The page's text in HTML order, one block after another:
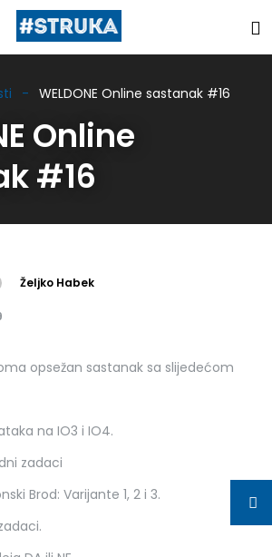
WELDONE Online sastanak #16
Online
#16
Željko Habek
opsežan sastanak sa slijedećom
na IO3 i IO4.
zadaci
Brod: Varijante 1, 2 i 3.